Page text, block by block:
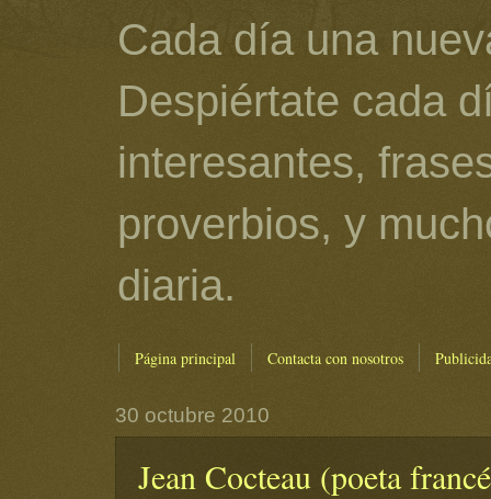
Cada día una
Despiértate cada
interesantes,
proverbios, y
diaria.
Página principal Contacta con nosotros
30 octubre 2010
Jean Cocteau (poeta